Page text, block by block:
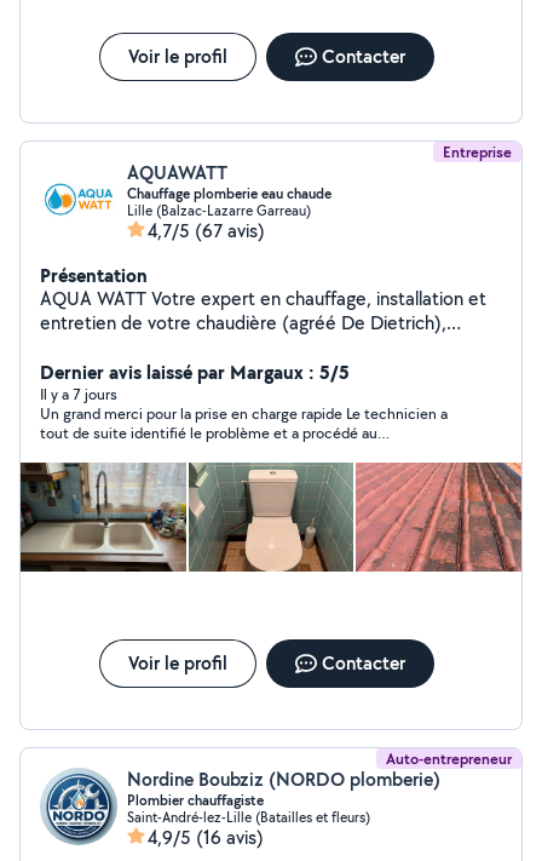
Voir le profil Contacter
Entreprise
AQUAWATT
Chauffage plomberie eau chaude
Lille (Balzac-Lazarre Garreau)
4,7/5 (67 avis)
Présentation
AQUA WATT Votre expert en chauffage, installation et
entretien de votre chaudière (agréé De Dietrich),
l'eau, nous vous proposons une gamme complète
d'adoucisseurs et d'osmoseurs. AQUA WATT, vous
accompagne dans tous vos projets de salle de bains !
(neuf ou rénovation) Contactez-nous !
Dernier avis laissé par Margaux : 5/5
Il y a 7 jours
Un grand merci pour la prise en charge rapide Le technicien a
tout de suite identifié le problème et a procédé au
propre les explications sont claires et les conseils très utiles
Un vrai plaisir d’avoir affaire à des professionnels aussi sérieux
Voir le profil Contacter
Auto-entrepreneur
Nordine Boubziz (NORDO plomberie)
Plombier chauffagiste
Saint-André-lez-Lille (Batailles et fleurs)
4,9/5 (16 avis)